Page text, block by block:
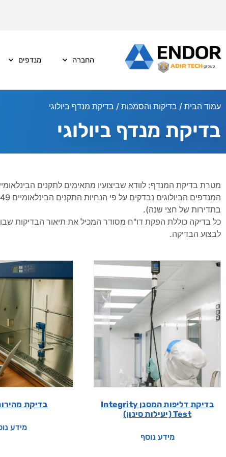
החברה מנדפים
עמוד הבית / בדיקות והסמכות / בדיקת מנדף ביולוגי
בדיקת מנדף ביולוגי
מטרת בדיקת המנדף: לוודא שביצועיו מתאימים לתקנים
בתדירות של חצי שנה).
כל בדיקה כוללת הפקת דו"ח מסודר המכיל את תיאור הבדיקות
לבצוע הבדיקה.
בדיקת דליפות המסנן Integrity
Test (יעילות סינון)
מידע נוסף
בדיקת
מידע